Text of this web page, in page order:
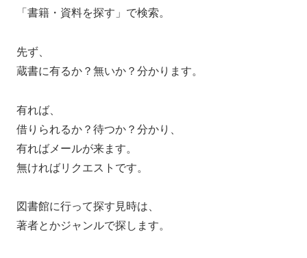
「書籍・資料を探す」で検索。
先ず、
蔵書に有るか？無いか？分かります。
有れば、
借りられるか？待つか？分かり、
有ればメールが来ます。
無ければリクエストです。
図書館に行って探す見時は、
著者とかジャンルで探します。